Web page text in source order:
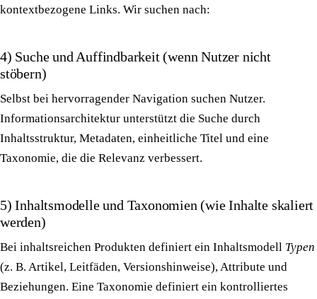
kontextbezogene Links. Wir suchen nach:
4) Suche und Auffindbarkeit (wenn Nutzer nicht
stöbern)
Selbst bei hervorragender Navigation suchen Nutzer.
Informationsarchitektur unterstützt die Suche durch
Inhaltsstruktur, Metadaten, einheitliche Titel und eine
Taxonomie, die die Relevanz verbessert.
5) Inhaltsmodelle und Taxonomien (wie Inhalte skaliert
werden)
Bei inhaltsreichen Produkten definiert ein Inhaltsmodell Typen
(z. B. Artikel, Leitfäden, Versionshinweise), Attribute und
Beziehungen. Eine Taxonomie definiert ein kontrolliertes